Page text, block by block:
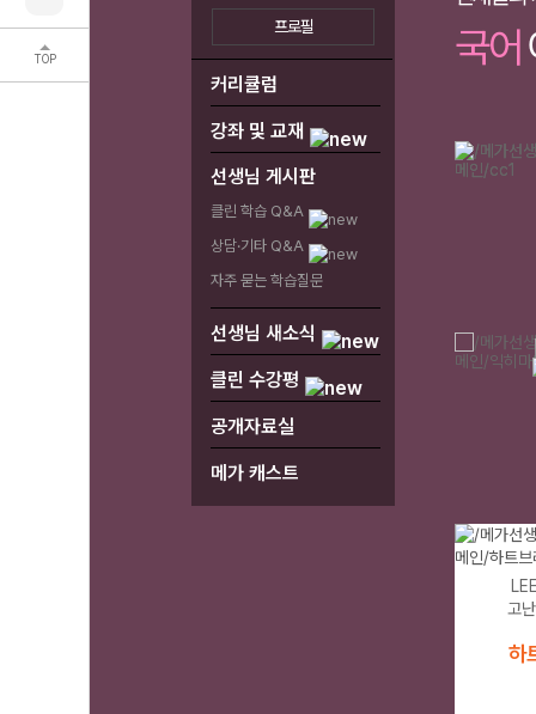
TOP
커리큘럼
강좌 및 교재
선생님 게시판
클린 학습 Q&A
상담·기타 Q&A
자주 묻는 학습질문
선생님 새소식
클린 수강평
공개자료실
메가 캐스트
국어
1
2
고
하
프로필